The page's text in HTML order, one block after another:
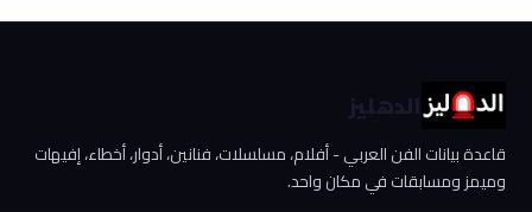
الدهليز
قاعدة بيانات الفن العربي - أفلام، مسلسلات، فنانين، أدوار، أخطاء، إفيهات
وميمز ومسابقات في مكان واحد.